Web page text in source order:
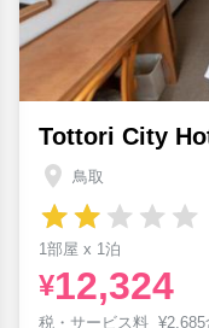
Tottori City
鳥取
1部屋 x 1泊
¥12,324
税・サービス料 ¥2,685